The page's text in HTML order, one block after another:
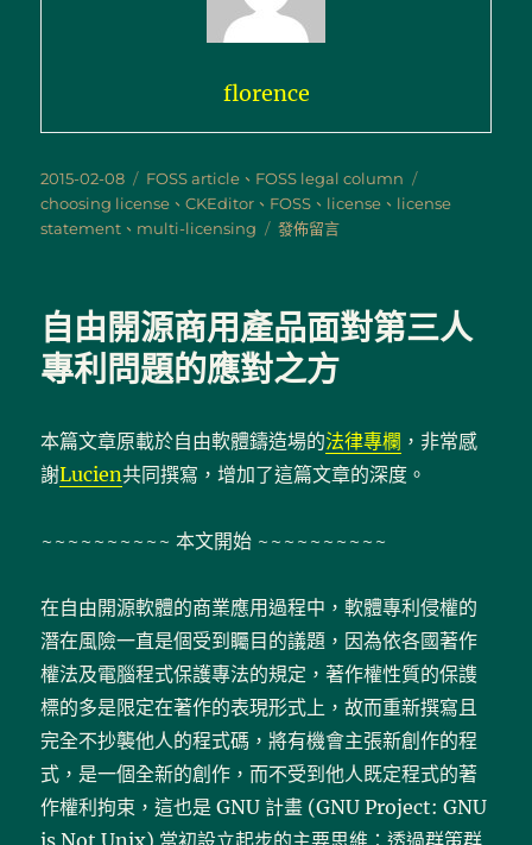
florence
發
佈
日
2015-02-08
分
類
FOSS article 、 FOSS legal column
籤
choosing license 、CKEditor 、 FOSS 、 license 、 license
statement 、 multi-licensing
在
由
開
源
授
權
款
擇
與
授
標
示〉
發佈留言
自由開源商用產品面對第三人
專利問題的應對之方
本篇文章原載於自由軟體鑄造場的法律專欄 ，非常感
謝Lucien共同撰寫，增加了這篇文章的深度。
~~~~~~~~~~ 本文開始 ~~~~~~~~~~
在自由開源軟體的商業應用過程中，軟體專利侵權的
潛在風險一直是個受到矚目的議題，因為依各國著作
權法及電腦程式保護專法的規定，著作權性質的保謢
標的多是限定在著作的表現形式上，故而重新撰寫且
完全不抄襲他人的程式碼，將有機會主張新創作的程
式，是一個全新的創作，而不受到他人既定程式的著
作權利拘束，這也是 GNU 計畫 (GNU Project: GNU
is Not Unix) 當初設立起步的主要思維：透過群策群